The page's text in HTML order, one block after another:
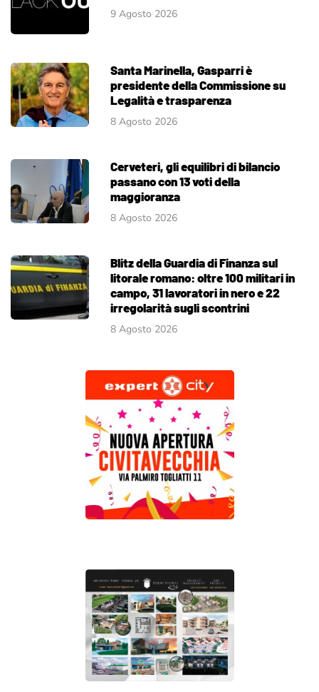
9 Agosto 2026
Santa Marinella, Gasparri è
presidente della Commissione su
Legalità e trasparenza
8 Agosto 2026
Cerveteri, gli equilibri di bilancio
passano con 13 voti della
maggioranza
8 Agosto 2026
Blitz della Guardia di Finanza sul
litorale romano: oltre 100 militari in
campo, 31 lavoratori in nero e 22
irregolarità sugli scontrini
8 Agosto 2026